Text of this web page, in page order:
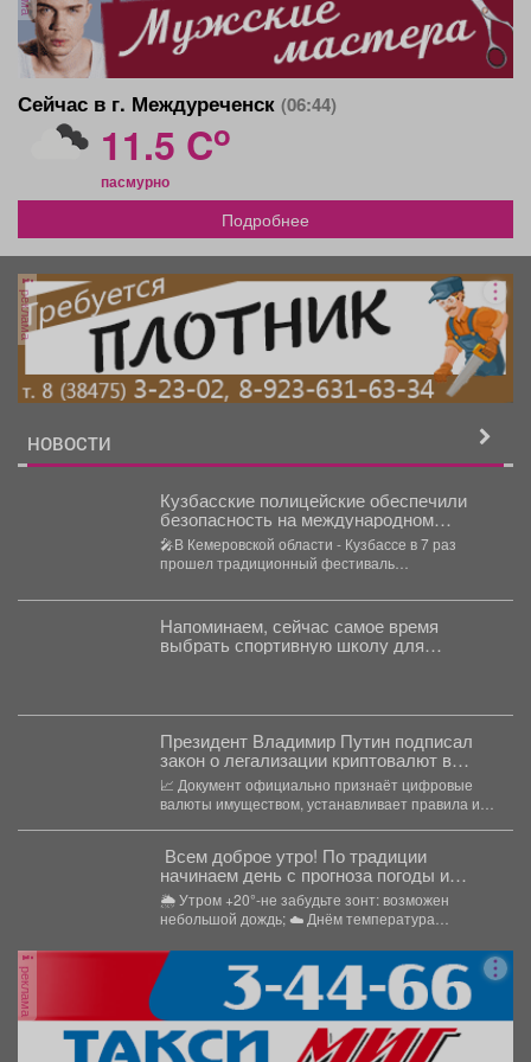
Сейчас в г. Междуреченск (06:44)
11.5 Co
пасмурно
Подробнее
реклама
НОВОСТИ
Кузбасские полицейские обеспечили
безопасность на международном
музыкальном фестивале «Симфоночь»
🎤В Кемеровской области - Кузбассе в 7 раз
прошел традиционный фестиваль
Напоминаем, сейчас самое время
выбрать спортивную школу для
ребёнка.
Президент Владимир Путин подписал
закон о легализации криптовалют в
России.
📈 Документ официально признаёт цифровые
валюты имуществом, устанавливает правила их
Всем доброе утро! По традиции
начинаем день с прогноза погоды и
щепотки народной мудрости
🌦 Утром +20°-не забудьте зонт: возможен
небольшой дождь; ☁️ Днём температура
реклама